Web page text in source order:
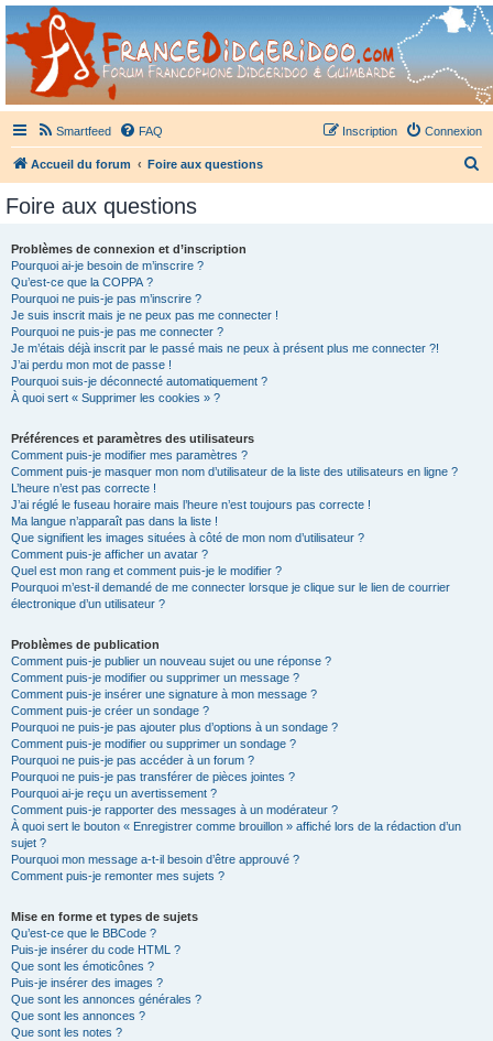
France Didgeridoo
Didgeridoo et Guimbarde sur France Didgeridoo - retrouvez la communauté.
Smartfeed FAQ Connexion
Inscription
Accueil du forum Foire aux questions
Foire aux questions
Problèmes de connexion et d’inscription
Pourquoi ai-je besoin de m’inscrire ?
Qu’est-ce que la COPPA ?
Pourquoi ne puis-je pas m’inscrire ?
Je suis inscrit mais je ne peux pas me connecter !
Pourquoi ne puis-je pas me connecter ?
Je m’étais déjà inscrit par le passé mais ne peux à présent plus me connecter ?!
J’ai perdu mon mot de passe !
Pourquoi suis-je déconnecté automatiquement ?
À quoi sert « Supprimer les cookies » ?
Préférences et paramètres des utilisateurs
Comment puis-je modifier mes paramètres ?
Comment puis-je masquer mon nom d’utilisateur de la liste des utilisateurs en ligne ?
L’heure n’est pas correcte !
J’ai réglé le fuseau horaire mais l’heure n’est toujours pas correcte !
Ma langue n’apparaît pas dans la liste !
Que signifient les images situées à côté de mon nom d’utilisateur ?
Comment puis-je afficher un avatar ?
Quel est mon rang et comment puis-je le modifier ?
Pourquoi m’est-il demandé de me connecter lorsque je clique sur le lien de courrier
électronique d’un utilisateur ?
Problèmes de publication
Comment puis-je publier un nouveau sujet ou une réponse ?
Comment puis-je modifier ou supprimer un message ?
Comment puis-je insérer une signature à mon message ?
Comment puis-je créer un sondage ?
Pourquoi ne puis-je pas ajouter plus d’options à un sondage ?
Comment puis-je modifier ou supprimer un sondage ?
Pourquoi ne puis-je pas accéder à un forum ?
Pourquoi ne puis-je pas transférer de pièces jointes ?
Pourquoi ai-je reçu un avertissement ?
Comment puis-je rapporter des messages à un modérateur ?
À quoi sert le bouton « Enregistrer comme brouillon » affiché lors de la rédaction d’un
sujet ?
Pourquoi mon message a-t-il besoin d’être approuvé ?
Comment puis-je remonter mes sujets ?
Mise en forme et types de sujets
Qu’est-ce que le BBCode ?
Puis-je insérer du code HTML ?
Que sont les émoticônes ?
Puis-je insérer des images ?
Que sont les annonces générales ?
Que sont les annonces ?
Que sont les notes ?